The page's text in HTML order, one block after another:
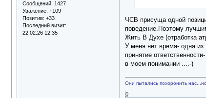
Сообщений: 1427
Уважение: +109
Позитив: +33
Последний визит:
22.02.26 12:35
ЧСВ присуща одной
поведение.Поэтому
Жить В Духе (отработка
У меня нет время- одна
принятие
в моем понимании ....-)
Они пытались похоронить
0